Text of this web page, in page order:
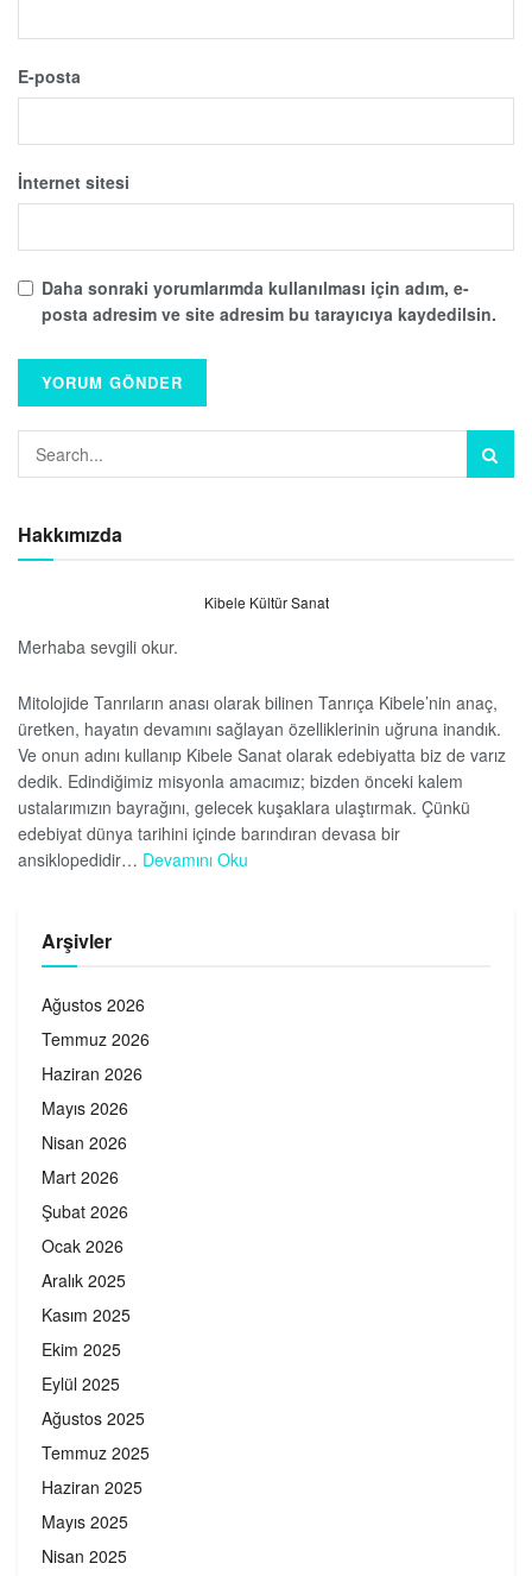
E-posta
İnternet sitesi
Daha sonraki yorumlarımda kullanılması için adım, e-
posta adresim ve site adresim bu tarayıcıya kaydedilsin.
Hakkımızda
Kibele Kültür Sanat
Merhaba sevgili okur.
Mitolojide Tanrıların anası olarak bilinen Tanrıça Kibele’nin anaç,
üretken, hayatın devamını sağlayan özelliklerinin uğruna inandık.
Ve onun adını kullanıp Kibele Sanat olarak edebiyatta biz de varız
dedik. Edindiğimiz misyonla amacımız; bizden önceki kalem
ustalarımızın bayrağını, gelecek kuşaklara ulaştırmak. Çünkü
edebiyat dünya tarihini içinde barındıran devasa bir
ansiklopedidir… Devamını Oku
Arşivler
Ağustos 2026
Temmuz 2026
Haziran 2026
Mayıs 2026
Nisan 2026
Mart 2026
Şubat 2026
Ocak 2026
Aralık 2025
Kasım 2025
Ekim 2025
Eylül 2025
Ağustos 2025
Temmuz 2025
Haziran 2025
Mayıs 2025
Nisan 2025